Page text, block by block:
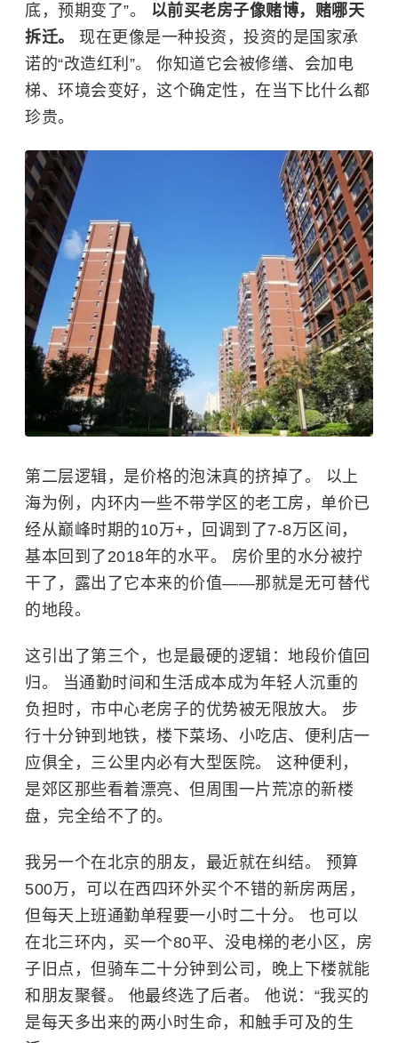
底，预期变了”。 以前买老房子像赌博，赌哪天
拆迁。 现在更像是一种投资，投资的是国家承
诺的“改造红利”。 你知道它会被修缮、会加电
梯、环境会变好，这个确定性，在当下比什么都
珍贵。
第二层逻辑，是价格的泡沫真的挤掉了。 以上
海为例，内环内一些不带学区的老工房，单价已
经从巅峰时期的10万+，回调到了7-8万区间，
基本回到了2018年的水平。 房价里的水分被拧
干了，露出了它本来的价值——那就是无可替代
的地段。
这引出了第三个，也是最硬的逻辑：地段价值回
归。 当通勤时间和生活成本成为年轻人沉重的
负担时，市中心老房子的优势被无限放大。 步
行十分钟到地铁，楼下菜场、小吃店、便利店一
应俱全，三公里内必有大型医院。 这种便利，
是郊区那些看着漂亮、但周围一片荒凉的新楼
盘，完全给不了的。
我另一个在北京的朋友，最近就在纠结。 预算
500万，可以在西四环外买个不错的新房两居，
但每天上班通勤单程要一小时二十分。 也可以
在北三环内，买一个80平、没电梯的老小区，房
子旧点，但骑车二十分钟到公司，晚上下楼就能
和朋友聚餐。 他最终选了后者。 他说：“我买的
是每天多出来的两小时生命，和触手可及的生